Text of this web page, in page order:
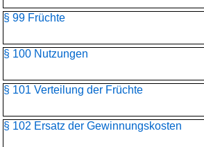
§ 99 Früchte
§ 100 Nutzungen
§ 101 Verteilung der Früchte
§ 102 Ersatz der Gewinnungskosten